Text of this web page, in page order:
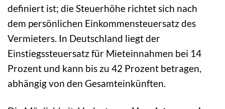
definiert ist; die Steuerhöhe richtet sich nach
dem persönlichen Einkommensteuersatz des
Vermieters. In Deutschland liegt der
Einstiegssteuersatz für Mieteinnahmen bei 14
Prozent und kann bis zu 42 Prozent betragen,
abhängig von den Gesamteinkünften.